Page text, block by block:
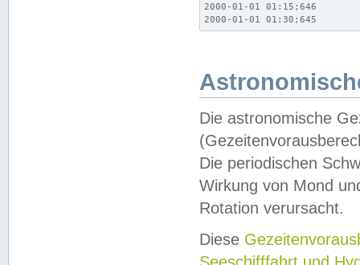
2000-01-01 01:15;646
2000-01-01 01:30;645
Die astronomische
Die periodischen
Wirkung von Mond
Rotation verursacht.
Diese